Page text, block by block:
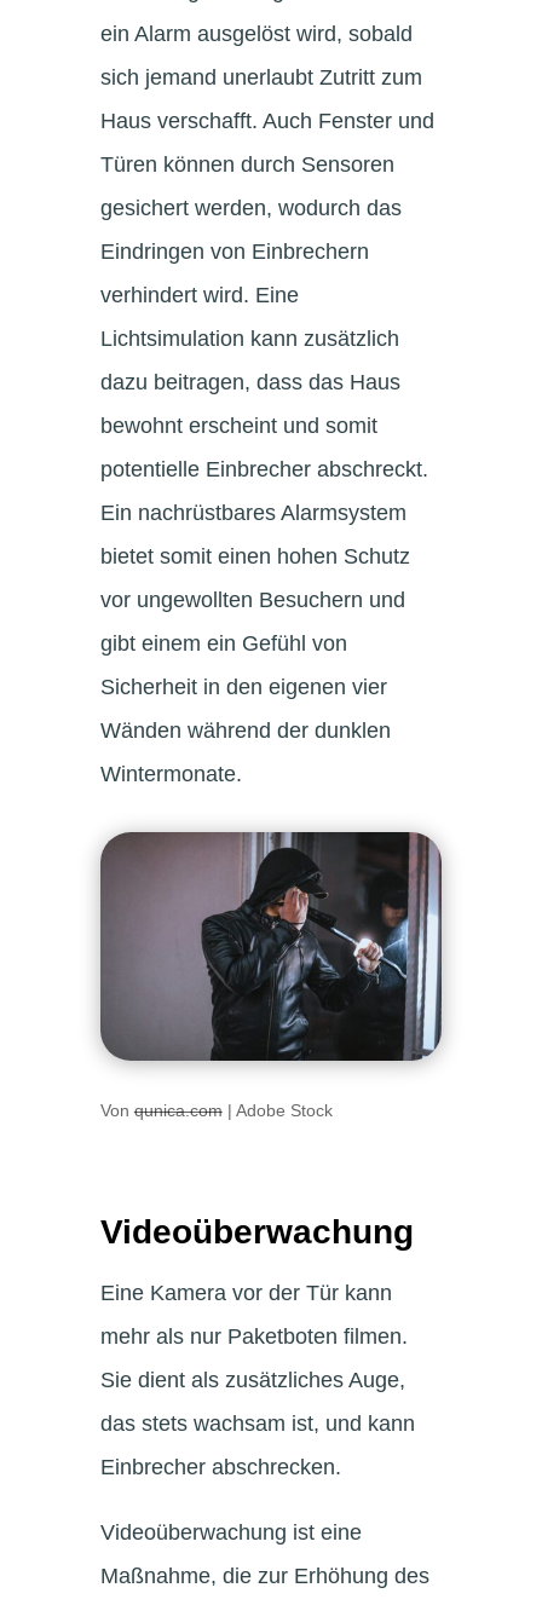
ein Alarm ausgelöst wird, sobald
sich jemand unerlaubt Zutritt zum
Haus verschafft. Auch Fenster und
Türen können durch Sensoren
gesichert werden, wodurch das
Eindringen von Einbrechern
verhindert wird. Eine
Lichtsimulation kann zusätzlich
dazu beitragen, dass das Haus
bewohnt erscheint und somit
potentielle Einbrecher abschreckt.
Ein nachrüstbares Alarmsystem
bietet somit einen hohen Schutz
vor ungewollten Besuchern und
gibt einem ein Gefühl von
Sicherheit in den eigenen vier
Wänden während der dunklen
Wintermonate.
Von qunica.com| Adobe Stock
Videoüberwachung
Eine Kamera vor der Tür kann
mehr als nur Paketboten filmen.
Sie dient als zusätzliches Auge,
das stets wachsam ist, und kann
Einbrecher abschrecken.
Videoüberwachung ist eine
Maßnahme, die zur Erhöhung des